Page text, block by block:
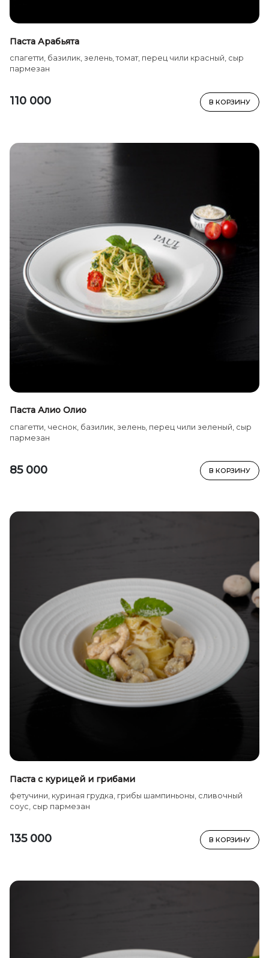
Паста Арабьята
спагетти, базилик, зелень, томат, перец чили красный, сыр
пармезан
110 000 В КОРЗИНУ
Паста Алио Олио
спагетти, чеснок, базилик, зелень, перец чили зеленый, сыр
пармезан
85 000 В КОРЗИНУ
Паста с курицей и грибами
фетучини, куриная грудка, грибы шампиньоны, сливочный
соус, сыр пармезан
135 000 В КОРЗИНУ